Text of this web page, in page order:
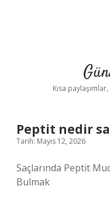
Kısa
Peptit nedir
Tarih: Mayıs 12, 2026
Saçlarında Peptit
Bulmak